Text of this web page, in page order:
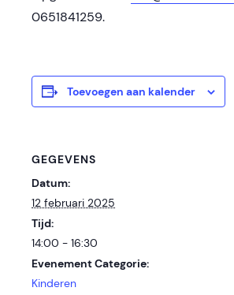
0651841259.
Toevoegen aan kalender
GEGEVENS
Datum:
12 februari 2025
Tijd:
14:00 - 16:30
Evenement Categorie:
Kinderen